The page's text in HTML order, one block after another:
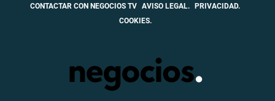
CONTACTAR CON NEGOCIOS TV AVISO LEGAL. PRIVACIDAD.
COOKIES.